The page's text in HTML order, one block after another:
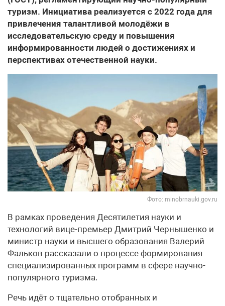
туризм. Инициатива реализуется с 2022 года для
привлечения талантливой молодёжи в
исследовательскую среду и повышения
информированности людей о достижениях и
перспективах отечественной науки.
Фото: minobrnauki.gov.ru
В рамках проведения Десятилетия науки и
технологий вице-премьер Дмитрий Чернышенко и
министр науки и высшего образования Валерий
Фальков рассказали о процессе формирования
специализированных программ в сфере научно-
популярного туризма.
Речь идёт о тщательно отобранных и